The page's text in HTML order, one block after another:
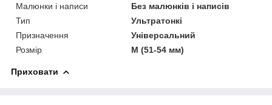
Малюнки і написи
Без малюнків і написів
Тип
Ультратонкі
Призначення
Універсальний
Розмір
M (51-54 мм)
Приховати